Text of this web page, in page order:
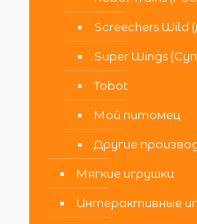
Screechers Wild
Super Wings
Tobot
Мой питомец
Другие
Мягкие игрушки
Интерактивные